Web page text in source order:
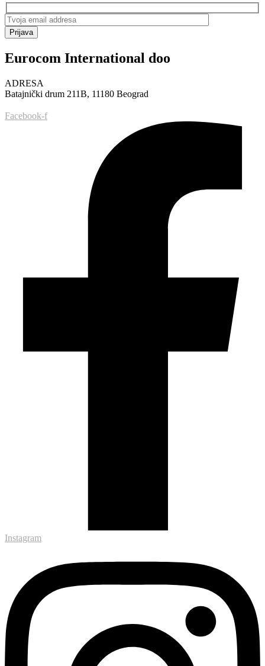
Prijava
Eurocom International doo
ADRESA
Batajnički drum 211B, 11180 Beograd
Facebook-f
Instagram